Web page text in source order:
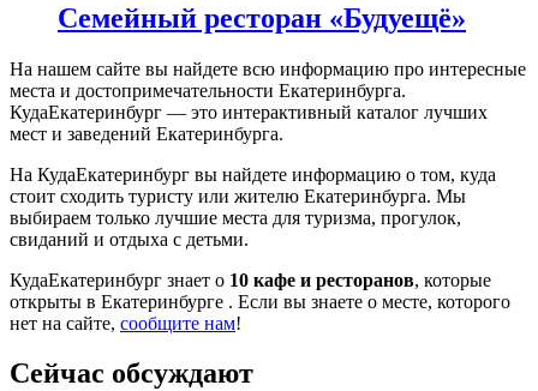
Семейный ресторан «Будуещё»
На нашем сайте вы найдете всю информацию про интересные
места и достопримечательности Екатеринбурга.
КудаЕкатеринбург — это интерактивный каталог лучших
мест и заведений Екатеринбурга.
На КудаЕкатеринбург вы найдете информацию о том, куда
стоит сходить туристу или жителю Екатеринбурга. Мы
выбираем только лучшие места для туризма, прогулок,
свиданий и отдыха с детьми.
КудаЕкатеринбург знает о 10 кафе и ресторанов, которые
открыты в Екатеринбурге . Если вы знаете о месте, которого
нет на сайте, сообщите нам!
Сейчас обсуждают